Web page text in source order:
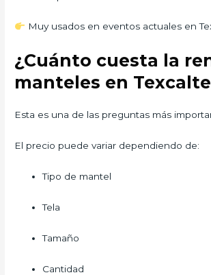
Muy usados en eventos actuales en
¿Cuánto cuesta la
manteles en
Esta es una de las preguntas más
El precio puede variar dependiendo de:
Tipo de mantel
Tela
Tamaño
Cantidad